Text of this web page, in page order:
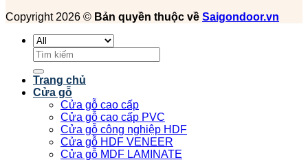
Copyright 2026 © Bản quyền thuộc về Saigondoor.vn
Tìm
kiếm:
Trang chủ
Cửa gỗ
Cửa gỗ cao cấp
Cửa gỗ cao cấp PVC
Cửa gỗ công nghiệp HDF
Cửa gỗ HDF VENEER
Cửa gỗ MDF LAMINATE